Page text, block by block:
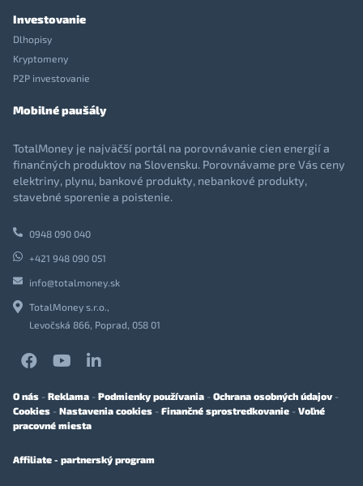
Investovanie
Dlhopisy
Kryptomeny
P2P investovanie
Mobilné paušály
TotalMoney je najväčší portál na porovnávanie cien energií a
finančných produktov na Slovensku. Porovnávame pre Vás ceny
elektriny, plynu, bankové produkty, nebankové produkty,
stavebné sporenie a poistenie.
0948 090 040
+421 948 090 051
info@totalmoney.sk
TotalMoney s.r.o.,
Levočská 866, Poprad, 058 01
O nás - Reklama - Podmienky používania - Ochrana osobných údajov -
Cookies - Nastavenia cookies - Finančné sprostredkovanie - Voľné
pracovné miesta
Affiliate - partnerský program